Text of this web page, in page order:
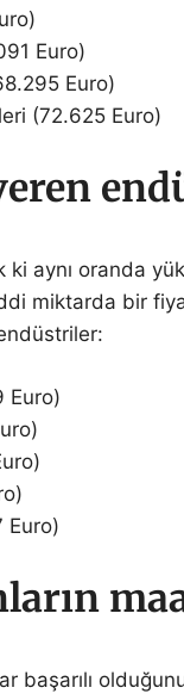
Euro)
Euro)
(72.625 Euro)
ki aynı oranda
miktarda bir
Euro)
Euro)
başarılı